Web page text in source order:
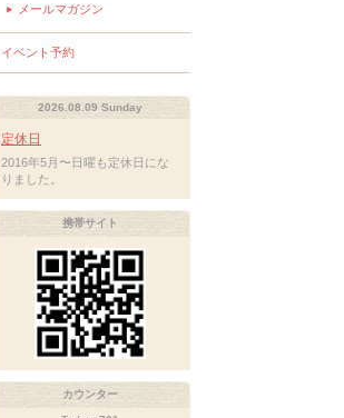
メールマガジン
イベント予約
2026.08.09 Sunday
定休日
2016年5月〜日曜も定休日にな
りました。
携帯サイト
カウンター